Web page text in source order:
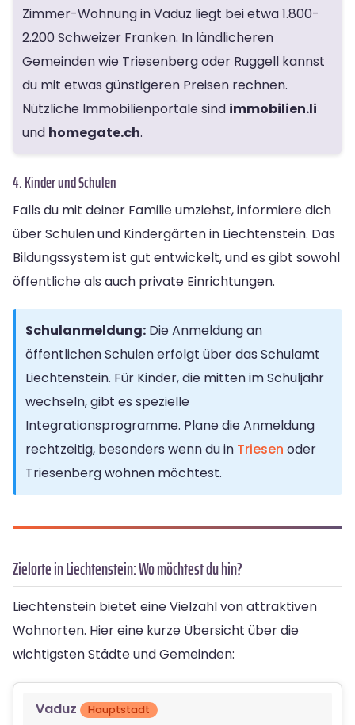
Zimmer-Wohnung in Vaduz liegt bei etwa 1.800-
2.200 Schweizer Franken. In ländlicheren
Gemeinden wie Triesenberg oder Ruggell kannst
du mit etwas günstigeren Preisen rechnen.
Nützliche Immobilienportale sind immobilien.li
und homegate.ch.
4. Kinder und Schulen
Falls du mit deiner Familie umziehst, informiere dich
über Schulen und Kindergärten in Liechtenstein. Das
Bildungssystem ist gut entwickelt, und es gibt sowohl
öffentliche als auch private Einrichtungen.
Schulanmeldung: Die Anmeldung an
öffentlichen Schulen erfolgt über das Schulamt
Liechtenstein. Für Kinder, die mitten im Schuljahr
wechseln, gibt es spezielle
Integrationsprogramme. Plane die Anmeldung
rechtzeitig, besonders wenn du in Triesen oder
Triesenberg wohnen möchtest.
Zielorte in Liechtenstein: Wo möchtest du hin?
Liechtenstein bietet eine Vielzahl von attraktiven
Wohnorten. Hier eine kurze Übersicht über die
wichtigsten Städte und Gemeinden:
Vaduz Hauptstadt